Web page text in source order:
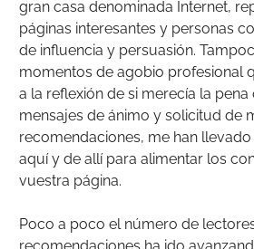
gran casa denominada Internet,
páginas interesantes y personas
de influencia y persuasión.
momentos de agobio profesional
a la reflexión de si merecía la
mensajes de ánimo y solicitud de
recomendaciones, me han
aquí y de allí para alimentar los
vuestra página.
Poco a poco el número de